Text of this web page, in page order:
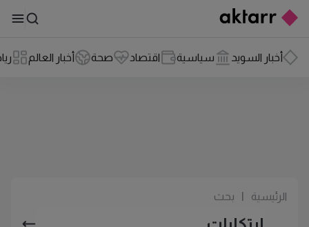
أخبار السويد سياسية اقتصاد صحة أخبار العالم
الرئيسية بحث